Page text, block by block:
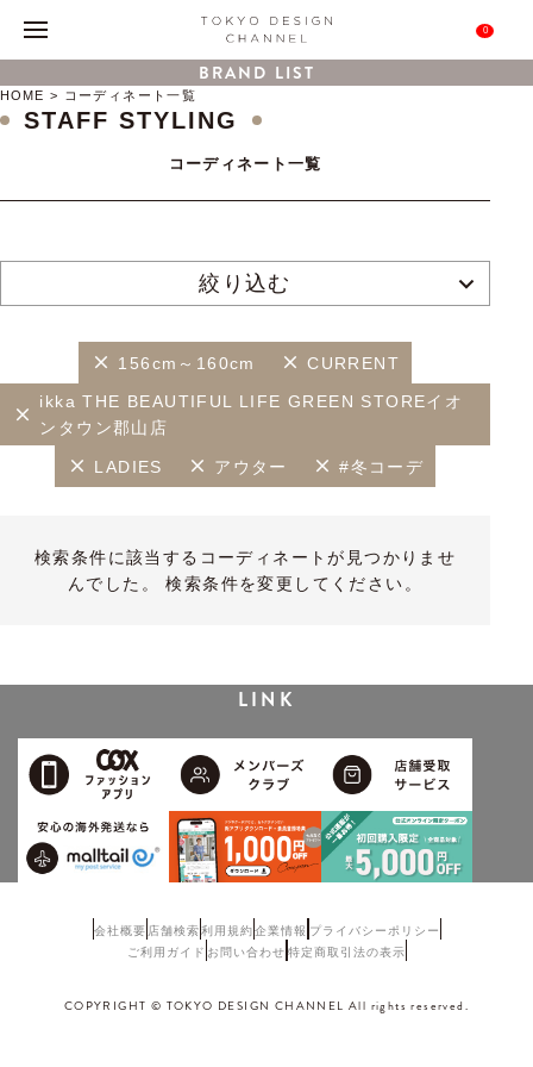
0
BRAND LIST
HOME コーディネート一覧
STAFF STYLING
コーディネート一覧
絞り込む
156cm～160cm CURRENT
ikka THE BEAUTIFUL LIFE GREEN STOREイオ
ンタウン郡山店
LADIES アウター #冬コーデ
検索条件に該当するコーディネートが見つかりませ
んでした。 検索条件を変更してください。
LINK
会社概要 店舗検索利用規約企業情報 プライバシーポリシー
ご利用ガイド お問い合わせ 特定商取引法の表示
COPYRIGHT © TOKYO DESIGN CHANNEL All rights reserved.